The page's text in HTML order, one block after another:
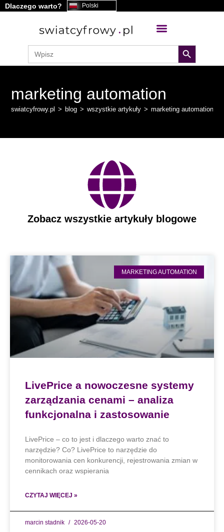
Dlaczego warto? Polski
Search
for:
search button
marketing automation
swiatcyfrowy.pl > blog > wszystkie artykuły > marketing automation
Zobacz wszystkie artykuły blogowe
MARKETING AUTOMATION
LivePrice a nowoczesne systemy
zarządzania cenami – analiza
funkcjonalna i zastosowanie
LivePrice – co to jest i dlaczego warto znać to
narzędzie? Co? LivePrice to narzędzie do
monitorowania cen konkurencji, rejestrowania zmian w
cennikach oraz wspierania
CZYTAJ WIĘCEJ »
marcin stadnik 2026-05-20